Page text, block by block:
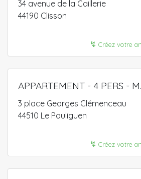
34 avenue de la Caillerie
44190 Clisson
↯ Créez votre
APPARTEMENT - 4 PERS -
3 place Georges Clémenceau
44510 Le Pouliguen
↯ Créez votre